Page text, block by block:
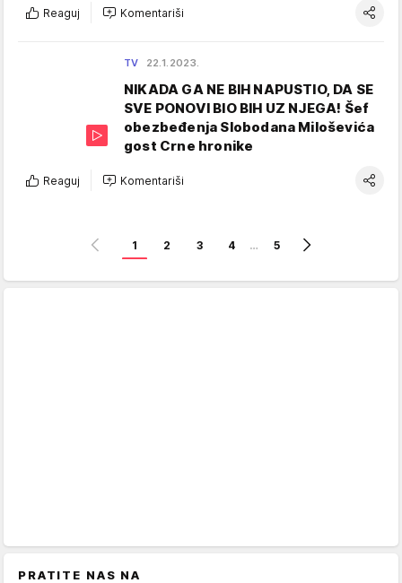
Reaguj Komentariši
TV 22.1.2023.
NIKADA GA NE BIH NAPUSTIO, DA SE
SVE PONOVI BIO BIH UZ NJEGA! Šef
obezbeđenja Slobodana Miloševića
gost Crne hronike
Reaguj Komentariši
1 2 3 4 … 5
PRATITE NAS NA